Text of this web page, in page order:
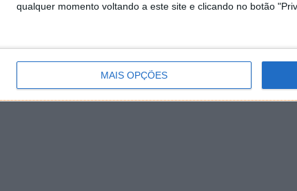
qualquer momento voltando a este site e clicando no botão
MAIS OPÇÕES